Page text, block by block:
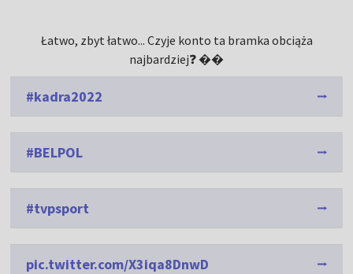
Łatwo, zbyt łatwo... Czyje konto ta bramka obciąża
najbardziej❓ ��
#kadra2022
#BELPOL
#tvpsport
pic.twitter.com/X3iqa8DnwD